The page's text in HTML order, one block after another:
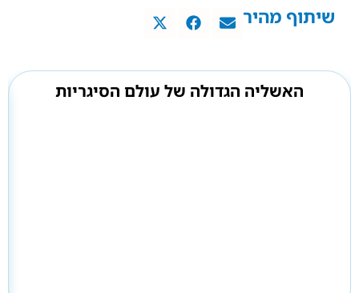
שיתוף מהיר
האשליה הגדולה של עולם הסיגריות